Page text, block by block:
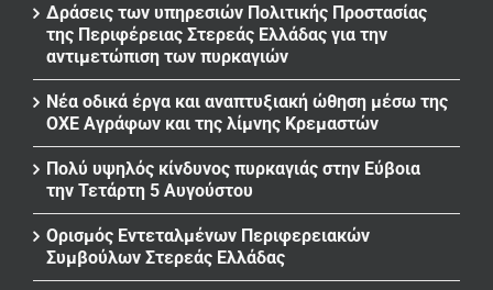
Δράσεις των υπηρεσιών Πολιτικής Προστασίας
της Περιφέρειας Στερεάς Ελλάδας για την
αντιμετώπιση των πυρκαγιών
Νέα οδικά έργα και αναπτυξιακή ώθηση μέσω της
ΟΧΕ Αγράφων και της λίμνης Κρεμαστών
Πολύ υψηλός κίνδυνος πυρκαγιάς στην Εύβοια
την Τετάρτη 5 Αυγούστου
Ορισμός Εντεταλμένων Περιφερειακών
Συμβούλων Στερεάς Ελλάδας